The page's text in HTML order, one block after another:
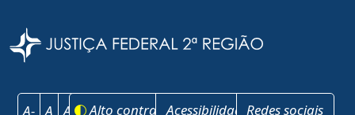
A- A A+ Alto contrasteAcessibilidadeRedes sociais